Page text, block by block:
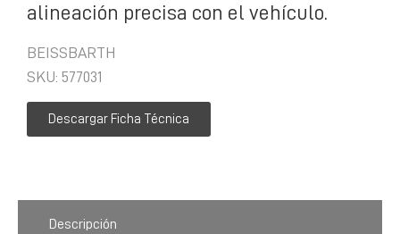
alineación precisa con el vehículo.
BEISSBARTH
SKU: 577031
Descargar Ficha Técnica
Descripción